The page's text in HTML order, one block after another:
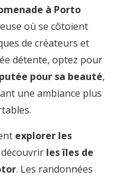
à Porto
où se côtoient
de créateurs et
détente, optez pour
pour sa beauté,
une ambiance plus
explorer les
découvrir les îles de
. Les randonnées